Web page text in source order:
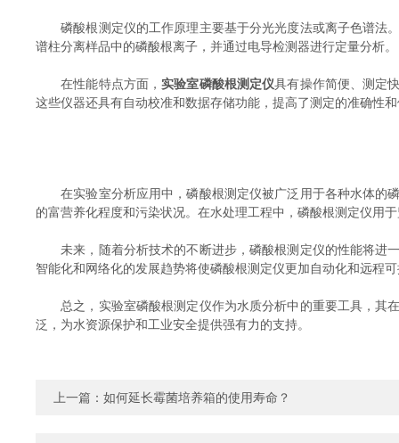
磷酸根测定仪的工作原理主要基于分光光度法或离子色谱法。
谱柱分离样品中的磷酸根离子，并通过电导检测器进行定量分析。
在性能特点方面，实验室磷酸根测定仪具有操作简便、测定
这些仪器还具有自动校准和数据存储功能，提高了测定的准确性
在实验室分析应用中，磷酸根测定仪被广泛用于各种水体的磷
的富营养化程度和污染状况。在水处理工程中，磷酸根测定仪用
未来，随着分析技术的不断进步，磷酸根测定仪的性能将进一
智能化和网络化的发展趋势将使磷酸根测定仪更加自动化和远程
总之，实验室磷酸根测定仪作为水质分析中的重要工具，其在
泛，为水资源保护和工业安全提供强有力的支持。
上一篇： 如何延长霉菌培养箱的使用寿命？